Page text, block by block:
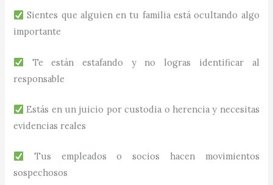
Sientes que alguien en tu familia está ocultando algo
importante
Te están estafando y no logras identificar al
responsable
Estás en un juicio por custodia o herencia y necesitas
evidencias reales
Tus empleados o socios hacen movimientos
sospechosos